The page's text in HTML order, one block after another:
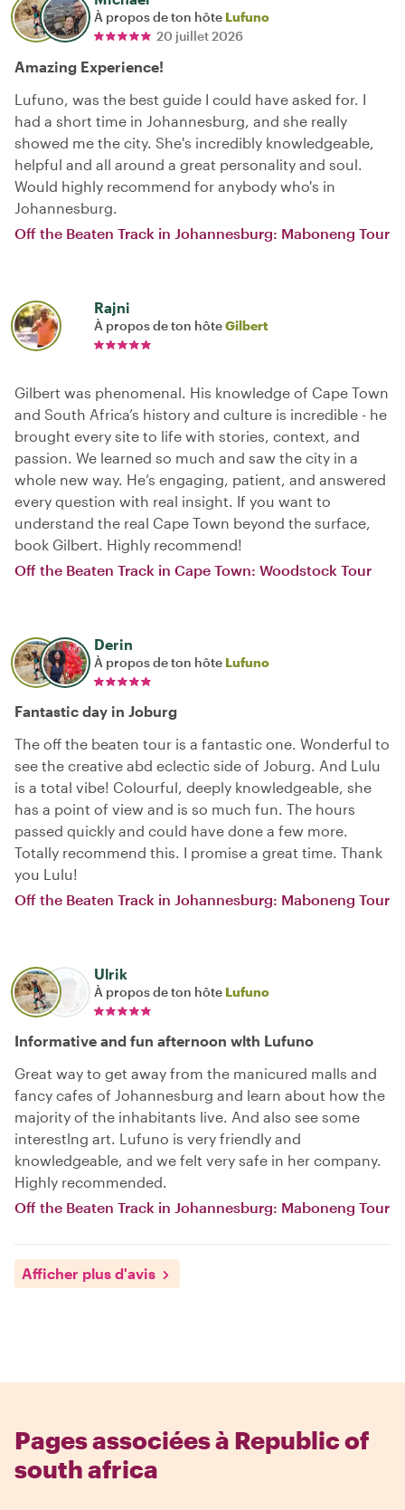
À propos de ton hôte Lufuno
20 juillet 2026
Amazing Experience!
Lufuno, was the best guide I could have asked for. I
had a short time in Johannesburg, and she really
showed me the city. She's incredibly knowledgeable,
helpful and all around a great personality and soul.
Would highly recommend for anybody who's in
Johannesburg.
Off the Beaten Track in Johannesburg: Maboneng Tour
Rajni
À propos de ton hôteGilbert
Gilbert was phenomenal. His knowledge of Cape Town
and South Africa’s history and culture is incredible - he
brought every site to life with stories, context, and
passion. We learned so much and saw the city in a
whole new way. He’s engaging, patient, and answered
every question with real insight. If you want to
understand the real Cape Town beyond the surface,
book Gilbert. Highly recommend!
Off the Beaten Track in Cape Town: Woodstock Tour
Derin
À propos de ton hôte Lufuno
Fantastic day in Joburg
The off the beaten tour is a fantastic one. Wonderful to
see the creative abd eclectic side of Joburg. And Lulu
is a total vibe! Colourful, deeply knowledgeable, she
has a point of view and is so much fun. The hours
passed quickly and could have done a few more.
Totally recommend this. I promise a great time. Thank
you Lulu!
Off the Beaten Track in Johannesburg: Maboneng Tour
Ulrik
À propos de ton hôte Lufuno
Informative and fun afternoon wlth Lufuno
Great way to get away from the manicured malls and
fancy cafes of Johannesburg and learn about how the
majority of the inhabitants live. And also see some
interestlng art. Lufuno is very friendly and
knowledgeable, and we felt very safe in her company.
Highly recommended.
Off the Beaten Track in Johannesburg: Maboneng Tour
Afficher plus d'avis
Pages associées à Republic of
south africa